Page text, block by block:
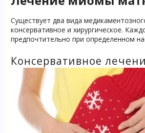
Существует два вида
консервативное и хирургическое.
предпочтительно при определенном
Консервативное